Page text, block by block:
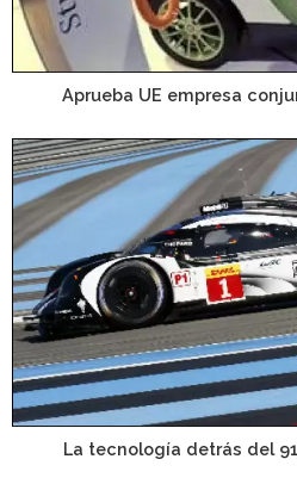
Aprueba UE empresa
La tecnología detrás del